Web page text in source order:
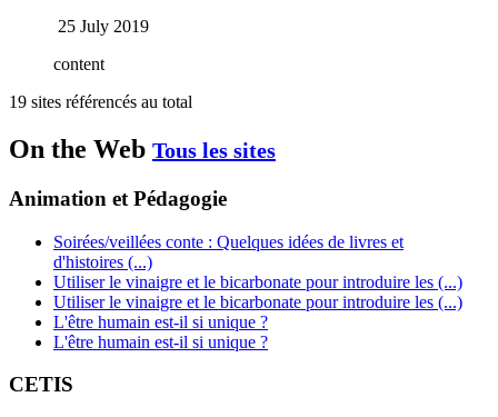
25 July 2019
content
19 sites référencés au total
On the Web Tous les sites
Animation et Pédagogie
Soirées/veillées conte : Quelques idées de livres et
d'histoires (...)
Utiliser le vinaigre et le bicarbonate pour introduire les (...)
Utiliser le vinaigre et le bicarbonate pour introduire les (...)
L'être humain est-il si unique ?
L'être humain est-il si unique ?
CETIS